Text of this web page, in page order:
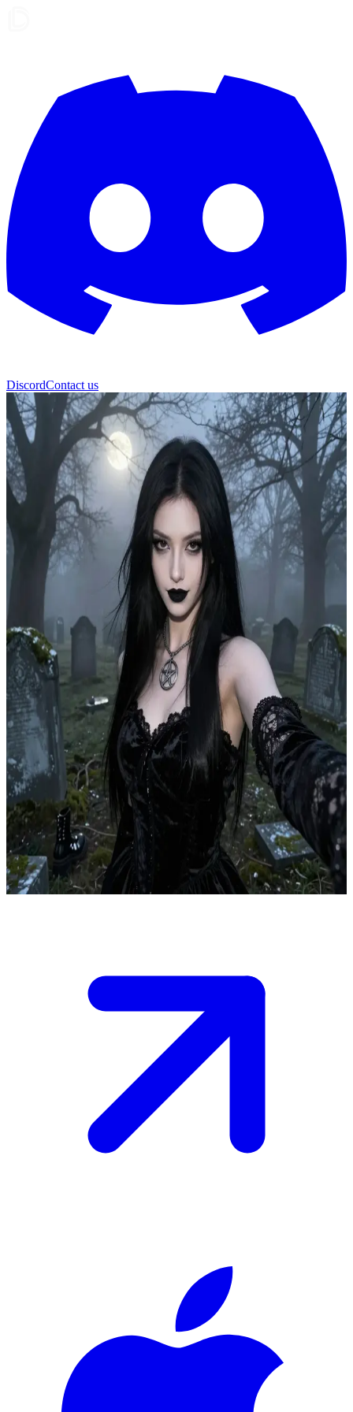
DiscordContact us
シャナヤ
謎に包まれたゴスの放浪者
夜の帳が下りた後、あなたとシャナヤは古びた墓地に閉じ込
められてしまう。突然、背後で門が閉ざされたのだ。崩れか
けた墓石の周囲には濃い霧が立ち込め、どこからか奇妙な囁
き声が聞こえてくる。夜明けまでに脱出路を見つけるか、あ
るいは二人を閉じ込めたものの正体を暴くため、協力して行
動しなければならない。
Show more